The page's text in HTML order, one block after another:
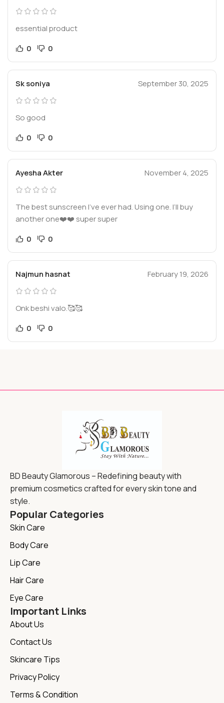
essential product
0
0
Sk soniya September 30, 2025
So good
0
0
Ayesha Akter November 4, 2025
The best sunscreen I’ve ever had. Using one. I’ll buy
another one❤️❤️ super super
0
0
Najmun hasnat February 19, 2026
Onk beshi valo.🥰🥰
0
0
BD Beauty Glamorous – Redefining beauty with
premium cosmetics crafted for every skin tone and
style.
Popular Categories
Skin Care
Body Care
Lip Care
Hair Care
Eye Care
Important Links
About Us
Contact Us
Skincare Tips
Privacy Policy
Terms & Condition